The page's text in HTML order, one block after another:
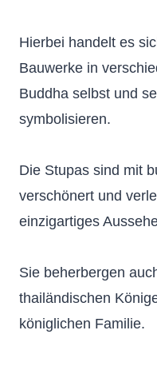
Hierbei handelt es
Bauwerke in
Buddha selbst und
symbolisieren.
Die Stupas sind mit
verschönert und
einzigartiges
Sie beherbergen
thailändischen
königlichen Familie.